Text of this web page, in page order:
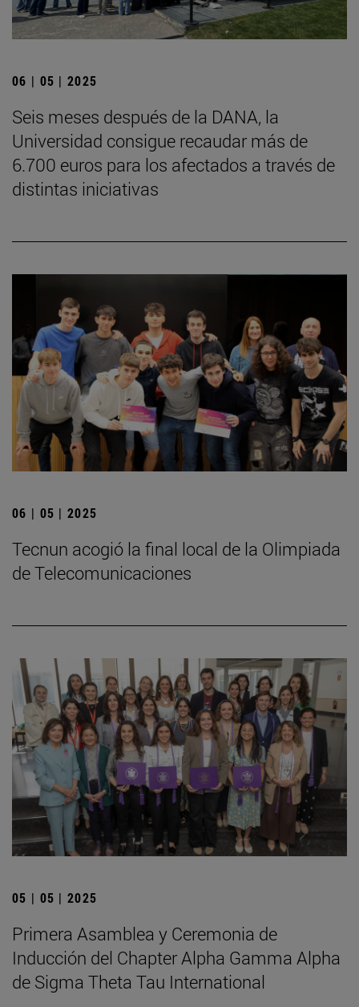
06 | 05 | 2025
Seis meses después de la DANA, la
Universidad consigue recaudar más de
6.700 euros para los afectados a través de
distintas iniciativas
06 | 05 | 2025
­Tecnun acogió la final local de la Olimpiada
de Telecomunicaciones
05 | 05 | 2025
Primera Asamblea y Ceremonia de
Inducción del Chapter Alpha Gamma Alpha
de Sigma Theta Tau International